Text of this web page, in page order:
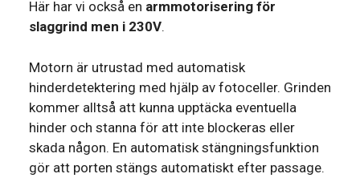
Här har vi också en armmotorisering för
slaggrind men i 230V.
Motorn är utrustad med automatisk
hinderdetektering med hjälp av fotoceller. Grinden
kommer alltså att kunna upptäcka eventuella
hinder och stanna för att inte blockeras eller
skada någon. En automatisk stängningsfunktion
gör att porten stängs automatiskt efter passage.